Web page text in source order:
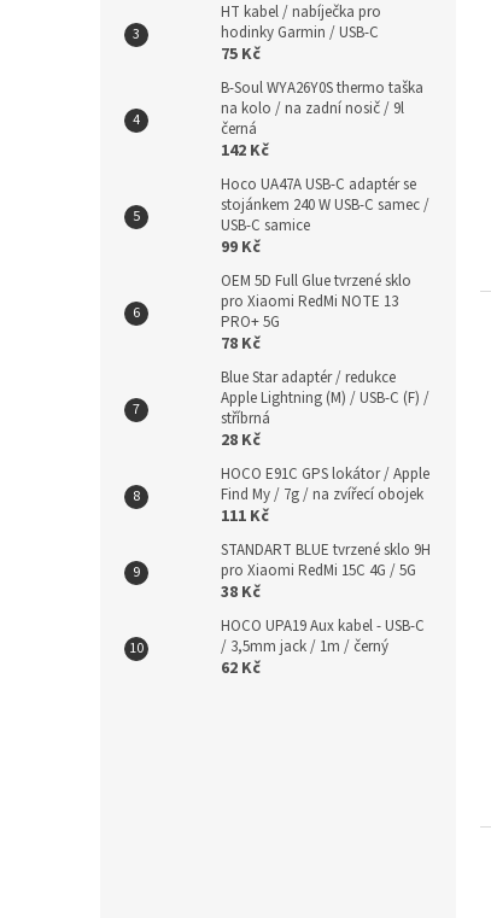
HT kabel / nabíječka pro
hodinky Garmin / USB-C
75 Kč
B-Soul WYA26Y0S thermo taška
na kolo / na zadní nosič / 9l
černá
142 Kč
Hoco UA47A USB-C adaptér se
stojánkem 240 W USB-C samec /
USB-C samice
99 Kč
OEM 5D Full Glue tvrzené sklo
pro Xiaomi RedMi NOTE 13
PRO+ 5G
78 Kč
Blue Star adaptér / redukce
Apple Lightning (M) / USB-C (F) /
stříbrná
28 Kč
HOCO E91C GPS lokátor / Apple
Find My / 7g / na zvířecí obojek
111 Kč
STANDART BLUE tvrzené sklo 9H
pro Xiaomi RedMi 15C 4G / 5G
38 Kč
HOCO UPA19 Aux kabel - USB-C
/ 3,5mm jack / 1m / černý
62 Kč